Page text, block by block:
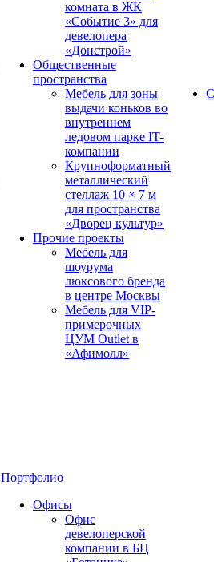
комната в ЖК
«Событие 3» для
девелопера
«Донстрой»
Общественные
пространства
Мебель для зоны
выдачи коньков во
внутреннем
ледовом парке IT-
компании
Крупноформатный
металлический
стеллаж 10 × 7 м
для пространства
«Дворец культур»
Прочие проекты
Мебель для
шоурума
люксового бренда
в центре Москвы
Мебель для VIP-
примерочных
ЦУМ Outlet в
«Афимолл»
Портфолио
Офисы
Офис
девелоперской
компании в БЦ